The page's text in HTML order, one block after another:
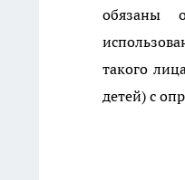
обязаны
такого
детей) с